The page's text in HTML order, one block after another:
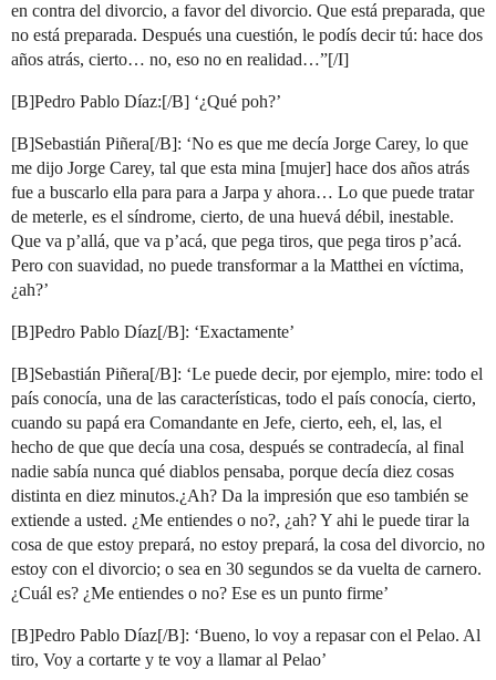
en contra del divorcio, a favor del divorcio. Que está preparada, que
no está preparada. Después una cuestión, le podís decir tú: hace dos
años atrás, cierto… no, eso no en realidad…”[/I]
[B]Pedro Pablo Díaz:[/B] ‘¿Qué poh?’
[B]Sebastián Piñera[/B]: ‘No es que me decía Jorge Carey, lo que
me dijo Jorge Carey, tal que esta mina [mujer] hace dos años atrás
fue a buscarlo ella para para a Jarpa y ahora… Lo que puede tratar
de meterle, es el síndrome, cierto, de una huevá débil, inestable.
Que va p’allá, que va p’acá, que pega tiros, que pega tiros p’acá.
Pero con suavidad, no puede transformar a la Matthei en víctima,
¿ah?’
[B]Pedro Pablo Díaz[/B]: ‘Exactamente’
[B]Sebastián Piñera[/B]: ‘Le puede decir, por ejemplo, mire: todo el
país conocía, una de las características, todo el país conocía, cierto,
cuando su papá era Comandante en Jefe, cierto, eeh, el, las, el
hecho de que que decía una cosa, después se contradecía, al final
nadie sabía nunca qué diablos pensaba, porque decía diez cosas
distinta en diez minutos.¿Ah? Da la impresión que eso también se
extiende a usted. ¿Me entiendes o no?, ¿ah? Y ahi le puede tirar la
cosa de que estoy prepará, no estoy prepará, la cosa del divorcio, no
estoy con el divorcio; o sea en 30 segundos se da vuelta de carnero.
¿Cuál es? ¿Me entiendes o no? Ese es un punto firme’
[B]Pedro Pablo Díaz[/B]: ‘Bueno, lo voy a repasar con el Pelao. Al
tiro, Voy a cortarte y te voy a llamar al Pelao’